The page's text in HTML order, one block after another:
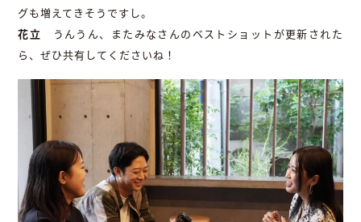
グも増えてきそうですし。
花立
うんうん、またみなさんのベストショットが更新された
ら、ぜひ共有してくださいね！